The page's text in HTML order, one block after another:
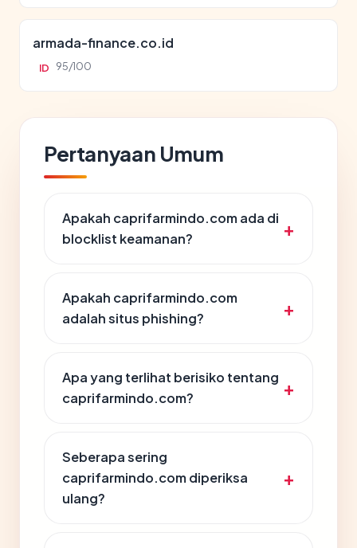
armada-finance.co.id
ID 95/100
Pertanyaan Umum
Apakah caprifarmindo.com ada di
blocklist keamanan?
Apakah caprifarmindo.com
adalah situs phishing?
Apa yang terlihat berisiko tentang
caprifarmindo.com?
Seberapa sering
caprifarmindo.com diperiksa
ulang?